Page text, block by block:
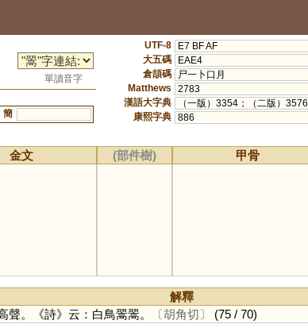
單讀音字
簡
UTF-8
E7 BF AF
大五碼
EAE4
倉頡碼
尸一卜口月
Matthews
2783
漢語大字典
（一版）3354；（二版）3576
康熙字典 886
金文 (部件樹) 甲骨
解釋
聲。《詩》云：白鳥翯翯。 〔胡角切〕 (75 / 70)